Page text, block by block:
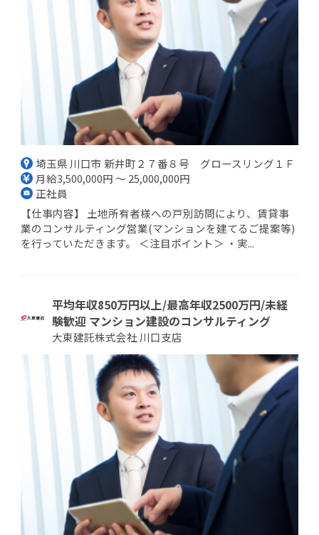
埼玉県 川口市 新井町２７番８号 グロースリング１Ｆ
月給3,500,000円 ～ 25,000,000円
正社員
【仕事内容】 土地所有者様への戸別訪問により、賃貸事
業のコンサルティング営業(マンションを建てるご提案等)
を行っていただきます。 ＜注目ポイント＞ ・実...
平均年収850万円以上/最高年収2500万円/未経
験歓迎 マンション建設のコンサルティング
大東建託株式会社 川口支店